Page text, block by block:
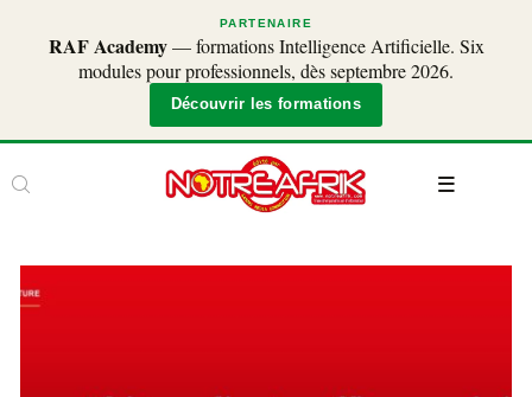
PARTENAIRE
RAF Academy— formations Intelligence Artificielle. Six
modules pour professionnels, dès septembre 2026.
Découvrir les formations